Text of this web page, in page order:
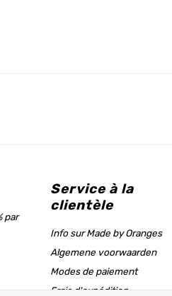
par
Service à la
clientèle
Info sur Made by Oranges
Algemene voorwaarden
Modes de paiement
Frais d'expédition